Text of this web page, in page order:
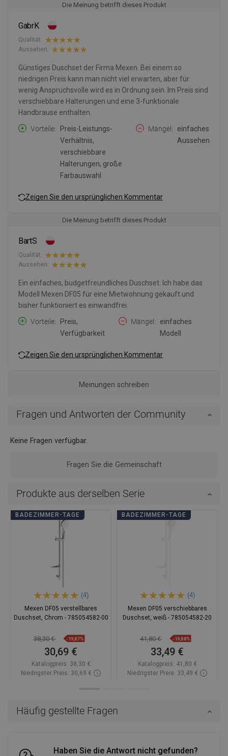
Häufig gestellte Fragen
Haben Sie die Antwort nicht gefunden?
Die Meinung betrifft dieses Produkt
GabrK
Qualität:
Aussehen:
Günstiges Duschset der Firma Mexen. Bei einem so
niedrigen Preis kann man nicht viel erwarten, aber für
wenig Anspruchsvolle wird es in Ordnung sein. Im Preis sind
verschiebbare Halterungen und eine 3-funktionale
Handbrause enthalten.
Vorteile
Preis-Leistungs-
Verhältnis,
verschiebbare
Halterungen, große
Farbauswahl
Mängel
einfaches
Aussehen
Zeigen Sie den ursprünglichen Kommentar
Die Meinung betrifft dieses Produkt
BartS
Qualität:
Aussehen:
Ein einfaches, budgetfreundliches Duschset. Ich habe das
Modell Mexen DF05 für eine Mietwohnung gekauft und
bisher funktioniert es einwandfrei.
Vorteile
Preis,
Verfügbarkeit
Mängel
einfaches
Modell
Zeigen Sie den ursprünglichen Kommentar
Meinungen schreiben
Fragen und Antworten der Community
Keine Fragen verfügbar.
Fragen Sie die Gemeinschaft
Produkte aus derselben Serie
BADEZIMMER-TAGE
(4)
Mexen DF05 verstellbares
Duschset, Chrom - 785054582-00
38,30 € -19,87%
30,69 €
Katalogpreis: 38,30 €
Niedrigster Preis: 30,69 €
BADEZIMMER-TAGE
(4)
Mexen DF05 verschiebbares
Duschset, weiß - 785054582-20
41,80 € -19,88%
33,49 €
Katalogpreis: 41,80 €
Niedrigster Preis: 33,49 €